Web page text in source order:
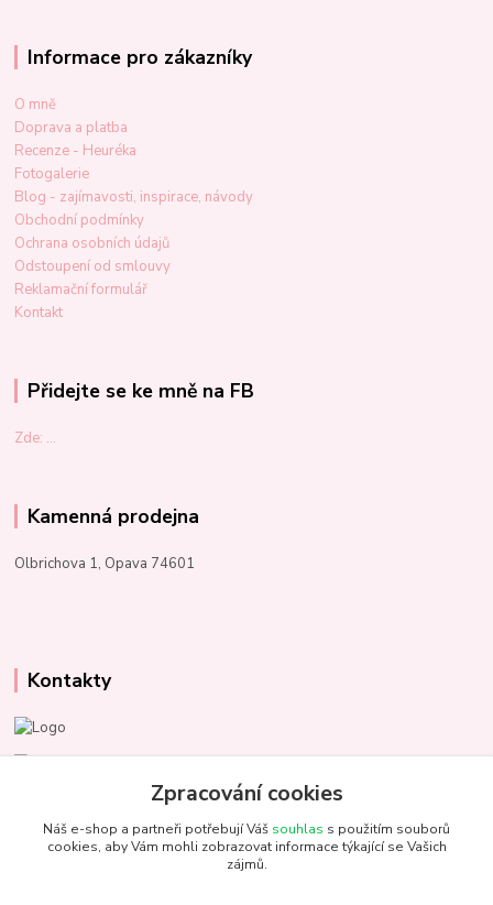
Informace pro zákazníky
O mně
Doprava a platba
Recenze - Heuréka
Fotogalerie
Blog - zajímavosti, inspirace, návody
Obchodní podmínky
Ochrana osobních údajů
Odstoupení od smlouvy
Reklamační formulář
Kontakt
Přidejte se ke mně na FB
Zde: ...
Kamenná prodejna
Olbrichova 1, Opava 74601
Kontakty
Marcela Kupková
+420 731 153 484
info@unezbednychklubicek.cz
Zpracování cookies
Náš e-shop a partneři potřebují Váš souhlas s použitím souborů
cookies, aby Vám mohli zobrazovat informace týkající se Vašich
zájmů.